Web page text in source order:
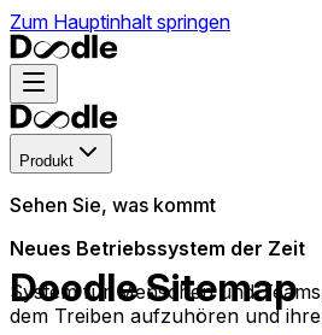
Zum Hauptinhalt springen
Produkt
Sehen Sie, was kommt
Neues Betriebssystem der Zeit
System für Menschen und
dem Treiben aufzuhören und
Doodle Sitemap